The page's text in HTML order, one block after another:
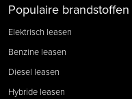
Populaire brandstoffen
Elektrisch leasen
Benzine leasen
Diesel leasen
Hybride leasen